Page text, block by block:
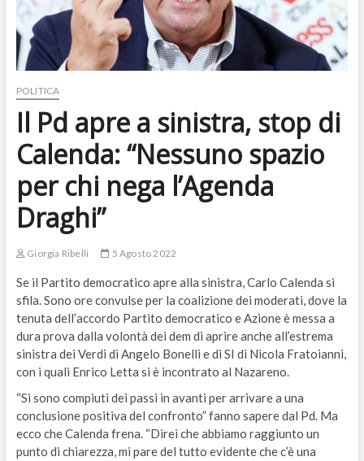
POLITICA
Il Pd apre a sinistra, stop di
Calenda: “Nessuno spazio
per chi nega l’Agenda
Draghi”
Giorgia Ribelli 5 Agosto 2022
Se il Partito democratico apre alla sinistra, Carlo Calenda si
sfila. Sono ore convulse per la coalizione dei moderati, dove la
tenuta dell’accordo Partito democratico e Azione è messa a
dura prova dalla volontà dei dem di aprire anche all’estrema
sinistra dei Verdi di Angelo Bonelli e di SI di Nicola Fratoianni,
con i quali Enrico Letta si è incontrato al Nazareno.
“Si sono compiuti dei passi in avanti per arrivare a una
conclusione positiva del confronto” fanno sapere dal Pd. Ma
ecco che Calenda frena. “Direi che abbiamo raggiunto un
punto di chiarezza, mi pare del tutto evidente che c’è una